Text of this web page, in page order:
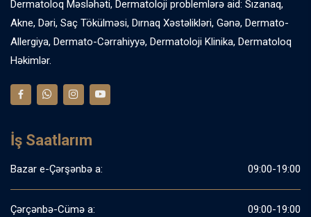
Dermatoloq Məsləhəti, Dermatoloji problemlərə aid: Sızanaq,
Akne, Dəri, Saç Tökülməsi, Dırnaq Xəstəlikləri, Gənə, Dermato-
Allergiya, Dermato-Cərrahiyyə, Dermatoloji Klinika, Dermatoloq
Həkimlər.
İş Saatlarım
Bazar e-Çərşənbə a: 09:00-19:00
Çərçənbə-Cümə a: 09:00-19:00